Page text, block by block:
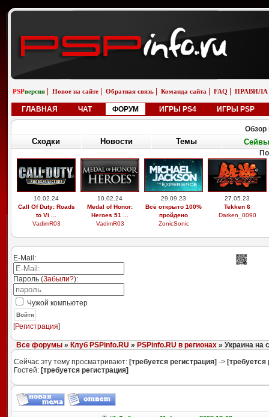
PSPверсия Новое на сайте Обратная связь Команда сайта FAQ ПРАВИЛА
ГЛАВНАЯ ЧАТ ФОРУМ ИГРЫ PS4 ИГРЫ PSP
Обзор
Сходки Новости Темы Сейвы
10.02.24
Call Of Duty: Roads
to Vi ...
VadimR03
10.02.24
Medal of Honor:
Heroes 51 ...
VadimR03
29.09.23
Всё открыто 100%
пройдено
ZonicSonic
27.05.23
Tekken 6
Darken_0090
E-Mail:
Пароль (Забыли?):
Чужой компьютер
Войти
[Регистрация]
Все форумы» Клуб PSPinfo.RU » PSPinfo.RU в регионах» Украина на
Сейчас эту тему просматривают: [требуется регистрация] -> [требуется
Гостей: [требуется регистрация]